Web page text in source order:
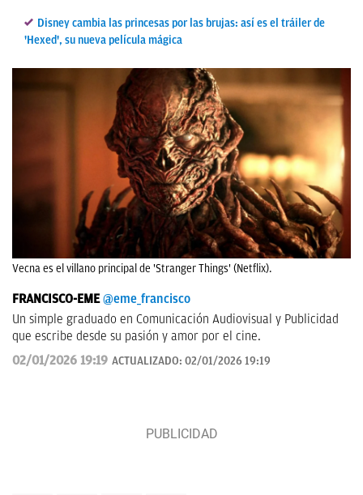
Disney cambia las princesas por las brujas: así es el tráiler de
'Hexed', su nueva película mágica
Vecna es el villano principal de 'Stranger Things' (Netflix).
FRANCISCO-EME @eme_francisco
Un simple graduado en Comunicación Audiovisual y Publicidad
que escribe desde su pasión y amor por el cine.
02/01/2026 19:19 ACTUALIZADO: 02/01/2026 19:19